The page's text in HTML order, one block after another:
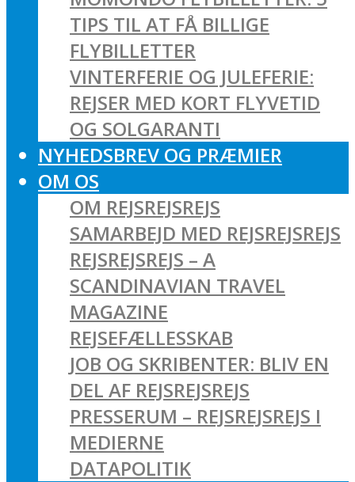
TIPS TIL AT FÅ BILLIGE
FLYBILLETTER
VINTERFERIE OG JULEFERIE:
REJSER MED KORT FLYVETID
OG SOLGARANTI
NYHEDSBREV OG PRÆMIER
OM OS
OM REJSREJSREJS
SAMARBEJD MED REJSREJSREJS
REJSREJSREJS – A
SCANDINAVIAN TRAVEL
MAGAZINE
REJSEFÆLLESSKAB
JOB OG SKRIBENTER: BLIV EN
DEL AF REJSREJSREJS
PRESSERUM – REJSREJSREJS I
MEDIERNE
DATAPOLITIK